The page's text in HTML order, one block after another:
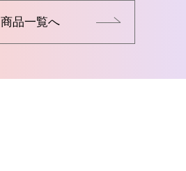
商品一覧へ